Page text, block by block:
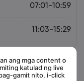
07:01-10:59
11:03-15:29
ang mga content o
katulad ng live
gamit nito, i-click